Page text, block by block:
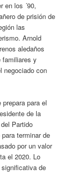
en los ´90,
de prisión de
las
Arnold
aledaños
familiares y
negociado con
para el
de la
Partido
terminar de
por un valor
el 2020. Lo
de